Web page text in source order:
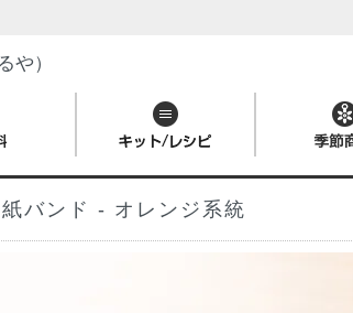
や）
紙バンド - オレンジ系統